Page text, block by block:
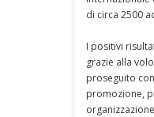
di circa 2500
I positivi
grazie alla
proseguito
promozione,